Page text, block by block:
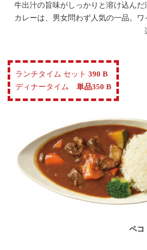
牛出汁の旨味がしっかりと溶け込ん
カレーは、男女問わず人気の一品。
ランチタイム セット 390 B
ディナータイム 単品350 B
ペ